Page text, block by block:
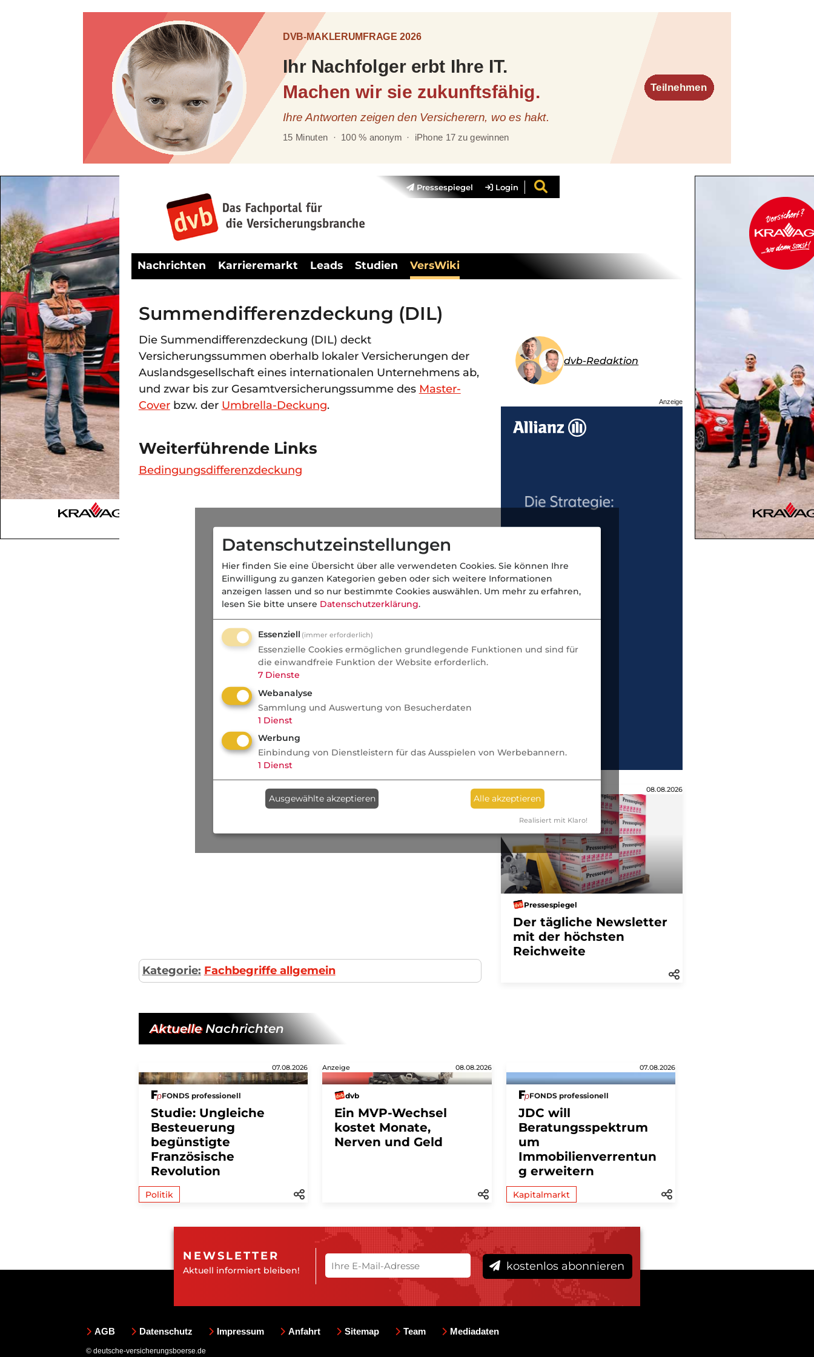
Pressespiegel Login
Nachrichten Karrieremarkt Leads Studien VersWiki
Summendifferenzdeckung (DIL)
Die Summendifferenzdeckung (DIL) deckt
Versicherungssummen oberhalb lokaler Versicherungen der
Auslandsgesellschaft eines internationalen Unternehmens ab,
und zwar bis zur Gesamtversicherungssumme des Master-
Coverbzw. der Umbrella-Deckung.
Weiterführende Links
Bedingungsdifferenzdeckung
Kategorie: Fachbegriffe allgemein
dvb-Redaktion
Anzeige
Anzeige 08.08.2026
Pressespiegel
Der tägliche Newsletter
mit der höchsten
Reichweite
AktuelleNachrichten
07.08.2026
FONDS professionell
Studie: Ungleiche
Besteuerung
begünstigte
Französische
Revolution
Politik
Anzeige 08.08.2026
dvb
Ein MVP-Wechsel
kostet Monate,
Nerven und Geld
07.08.2026
FONDS professionell
JDC will
Beratungsspektrum
um
Immobilienverrentun
g erweitern
Kapitalmarkt
NEWSLETTER
Aktuell informiert bleiben! kostenlos abonnieren
AGB Datenschutz Impressum Anfahrt Sitemap Team Mediadaten
© deutsche-versicherungsboerse.de
Datenschutzeinstellungen
Hier finden Sie eine Übersicht über alle verwendeten Cookies. Sie können Ihre
Einwilligung zu ganzen Kategorien geben oder sich weitere Informationen
anzeigen lassen und so nur bestimmte Cookies auswählen. Um mehr zu erfahren,
lesen Sie bitte unsere Datenschutzerklärung.
Essenziell (immer erforderlich)
Essenzielle Cookies ermöglichen grundlegende Funktionen und sind für
die einwandfreie Funktion der Website erforderlich.
7 Dienste
Webanalyse
Sammlung und Auswertung von Besucherdaten
1 Dienst
Werbung
Einbindung von Dienstleistern für das Ausspielen von Werbebannern.
1 Dienst
Ausgewählte akzeptieren Alle akzeptieren
Realisiert mit Klaro!